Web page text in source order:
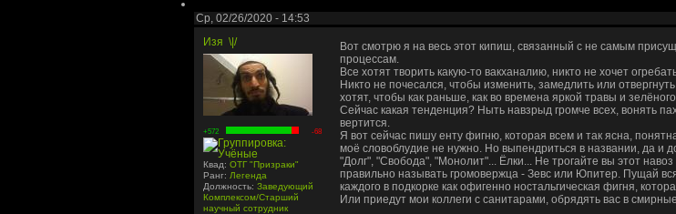
Ср, 02/26/2020 - 14:53
Изя \|/
+572 -68
Квад: ОТГ "Призраки"
Ранг: Легенда
Должность: Заведующий
Комплексом/Старший
научный сотрудник
Вот смотрю я на весь этот кипиш, связанный с не самым
процессам.
Все хотят творить какую-то вакханалию, никто не хочет
Никто не почесался, чтобы изменить, замедлить или
хотят, чтобы как раньше, как во времена яркой травы и
Сейчас какая тенденция? Ныть навзрыд громче всех, вонять
вертится.
Я вот сейчас пишу енту фигню, которая всем и так ясна,
моё словоблудие не нужно. Но выпендриться в названии, да и
"Долг", "Свобода", "Монолит"... Ёлки... Не трогайте вы этот
правильно называть громовержца - Зевс или Юпитер. Пущай
каждого в подкорке как офигенно ностальгическая фигня,
Или приедут мои коллеги с санитарами, обрядять вас в